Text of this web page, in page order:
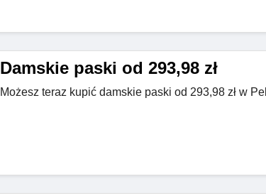
Damskie paski od 293,98 zł
Możesz teraz kupić damskie paski od 293,98 zł w